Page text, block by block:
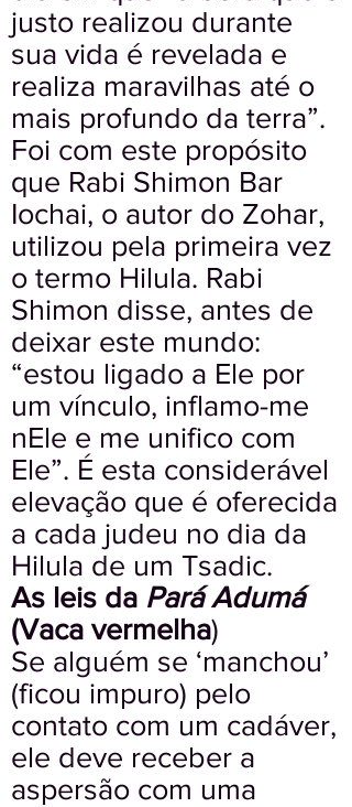
justo realizou durante
sua vida é revelada e
realiza maravilhas até o
mais profundo da terra”.
Foi com este propósito
que Rabi Shimon Bar
Iochai, o autor do Zohar,
utilizou pela primeira vez
o termo Hilula. Rabi
Shimon disse, antes de
deixar este mundo:
“estou ligado a Ele por
um vínculo, inflamo-me
nEle e me unifico com
Ele”. É esta considerável
elevação que é oferecida
a cada judeu no dia da
Hilula de um Tsadic.
As leis da Pará Adumá
(Vaca vermelha)
Se alguém se ‘manchou’
(ficou impuro) pelo
contato com um cadáver,
ele deve receber a
aspersão com uma